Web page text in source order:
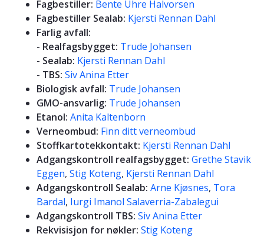
Fagbestiller: Bente Uhre Halvorsen
Fagbestiller Sealab: Kjersti Rennan Dahl
Farlig avfall:
- Realfagsbygget: Trude Johansen
- Sealab: Kjersti Rennan Dahl
- TBS: Siv Anina Etter
Biologisk avfall: Trude Johansen
GMO-ansvarlig: Trude Johansen
Etanol: Anita Kaltenborn
Verneombud: Finn ditt verneombud
Stoffkartotekkontakt: Kjersti Rennan Dahl
Adgangskontroll realfagsbygget: Grethe Stavik
Eggen, Stig Koteng, Kjersti Rennan Dahl
Adgangskontroll Sealab: Arne Kjøsnes, Tora
Bardal, Iurgi Imanol Salaverria-Zabalegui
Adgangskontroll TBS: Siv Anina Etter
Rekvisisjon for nøkler: Stig Koteng